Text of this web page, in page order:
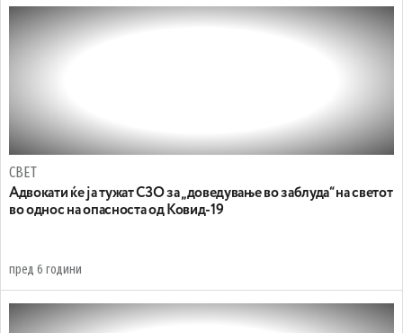
СВЕТ
Адвокати ќе ја тужат СЗО за „доведување во заблуда“ на светот
во однос на опасноста од Ковид-19
пред 6 години